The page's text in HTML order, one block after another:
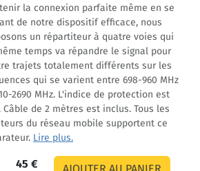
la connexion parfaite même en se
de notre dispositif efficace, nous
un répartiteur à quatre voies qui
temps va répandre le signal pour
trajets totalement différents sur les
qui se varient entre 698-960 MHz
2690 MHz. L'indice de protection est
Câble de 2 mètres est inclus. Tous les
du réseau mobile supportent ce
Lire plus.
45 €